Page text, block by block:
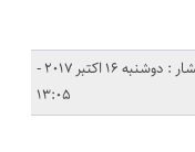
تاریخ انتشار : دوشنبه 16 اکتبر 2017 -
13:05